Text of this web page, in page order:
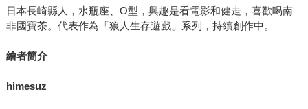
日本長崎縣人，水瓶座、O型，興趣是看電影和健走，喜歡喝南
非國寶茶。代表作為「狼人生存遊戲」系列，持續創作中。
繪者簡介
himesuz